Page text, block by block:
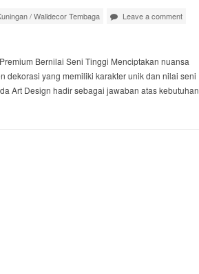
/Walldecor Tembaga
Leave a comment
Bernilai Seni Tinggi Menciptakan nuansa
dekorasi yang memiliki karakter unik dan nilai seni
Art Design hadir sebagai jawaban atas kebutuhan